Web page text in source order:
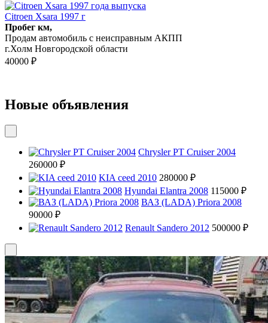
Citroen Xsara 1997 г
Пробег км,
Продам автомобиль с неисправным АКПП
г.Холм Новгородской области
40000 ₽
Новые объявления
Chrysler PT Cruiser 2004
260000 ₽
KIA ceed 2010 280000 ₽
Hyundai Elantra 2008 115000 ₽
ВАЗ (LADA) Priora 2008
90000 ₽
Renault Sandero 2012 500000 ₽